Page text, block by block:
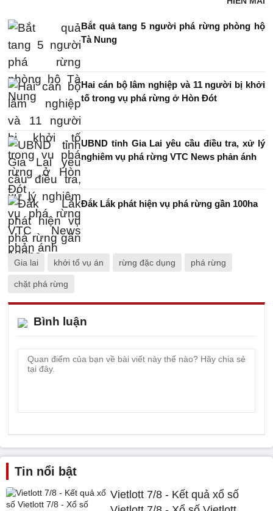
Bắt quả tang 5 người phá rừng phòng hộ
Tà Nung
Hai cán bộ lâm nghiệp và 11 người bị khởi
tố trong vụ phá rừng ở Hòn Đót
UBND tỉnh Gia Lai yêu cầu điều tra, xử lý
nghiêm vụ phá rừng VTC News phản ánh
Đắk Lắk phát hiện vụ phá rừng gần 100ha
Gia lai khởi tố vụ án rừng đặc dụng phá rừng
chặt phá rừng
Bình luận
Tin nổi bật
Vietlott 7/8 - Kết quả xổ số